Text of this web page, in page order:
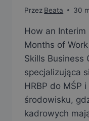
Przez Beata 30
How an Interim
Months of
Skills Business
specjalizująca
HRBP do MŚP
środowisku,
kadrowych